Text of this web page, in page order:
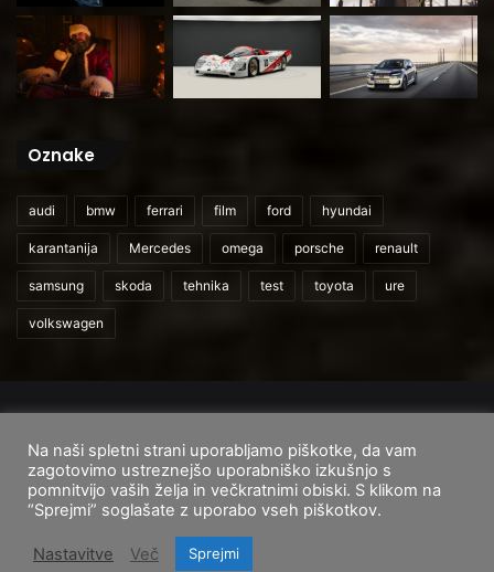
Oznake
audi bmw ferrari film ford hyundai
karantanija Mercedes omega porsche renault
samsung skoda tehnika test toyota ure
volkswagen
Domov
O nas Cenik storitev Pogoji uporabe
FacebookInstagram
TikTok
Na naši spletni strani uporabljamo piškotke, da vam
zagotovimo ustreznejšo uporabniško izkušnjo s
pomnitvijo vaših želja in večkratnimi obiski. S klikom na
“Sprejmi” soglašate z uporabo vseh piškotkov.
Nastavitve Več Sprejmi